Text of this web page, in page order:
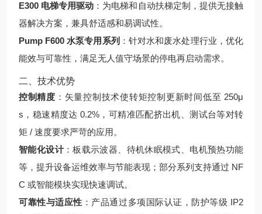
E300 电梯专用驱动 ：为电梯和自动扶梯定制，提供无接触
器解决方案，兼具舒适感和易调试性。
Pump F600 水泵专用系列 ：针对水和废水处理行业，优化
能效与可靠性，满足无人值守场景的停电再启动需求。
二、技术优势
控制精度 ：矢量控制技术使转矩控制更新时间低至 250μ
s，稳速精度达 0.2%，可精准匹配挤出机、测试台等对转
矩 / 速度要求严苛的应用。
智能化设计：板载示波器、待机休眠模式、电机预热功能
等，提升设备运维效率与节能表现；部分系列支持通过 NF
C 或智能模块实现快速调试。
可靠性与适应性 ：产品通过多项国际认证，防护等级 IP2